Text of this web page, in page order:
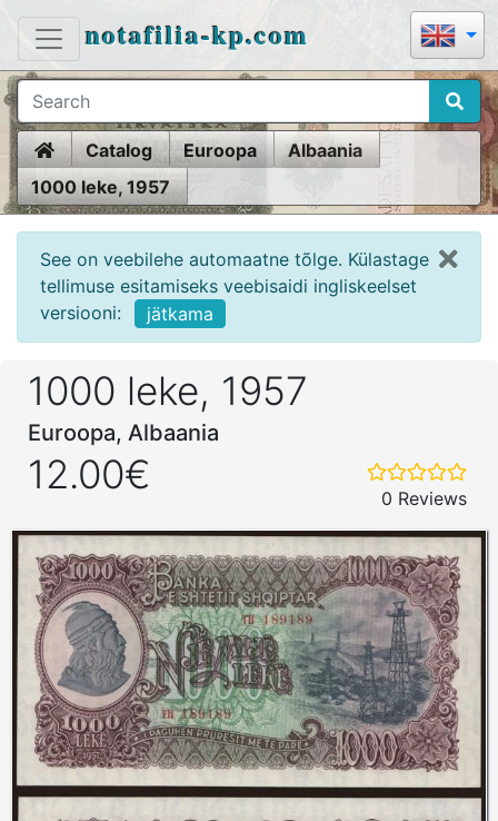
notafilia-kp.com
HomeCatalog Euroopa
Albaania
1000 leke, 1957
See on veebilehe automaatne tõlge. Külastage
tellimuse esitamiseks veebisaidi ingliskeelset
versiooni:
jätkama
1000 leke, 1957
Euroopa, Albaania
12.00€
0 Reviews